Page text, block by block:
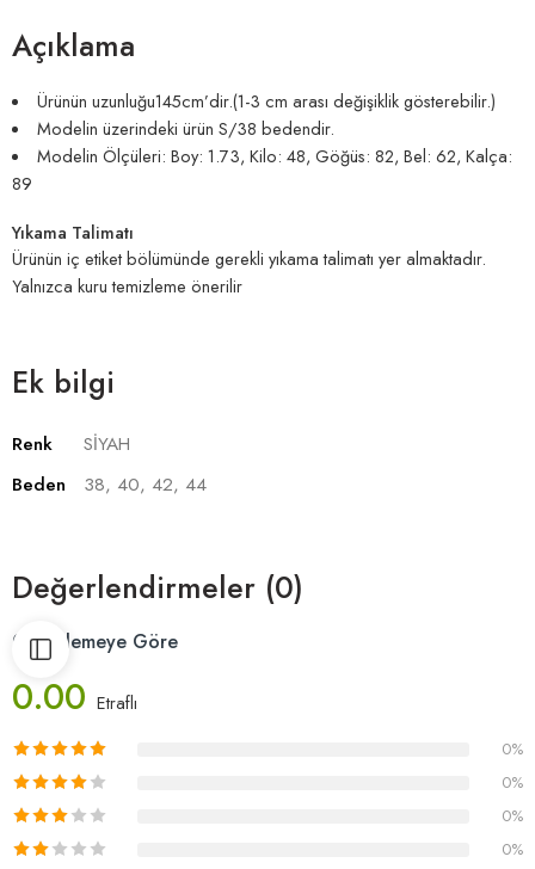
Açıklama
Ürünün uzunluğu145cm’dir.(1-3 cm arası değişiklik gösterebilir.)
Modelin üzerindeki ürün S/38 bedendir.
Modelin Ölçüleri: Boy: 1.73, Kilo: 48, Göğüs: 82, Bel: 62, Kalça:
89
Yıkama Talimatı
Ürünün iç etiket bölümünde gerekli yıkama talimatı yer almaktadır.
Yalnızca kuru temizleme önerilir
Ek bilgi
Renk
SİYAH
Beden
38, 40, 42, 44
Değerlendirmeler (0)
0 Incelemeye Göre
0.00 Etraflı
0%
0%
0%
0%